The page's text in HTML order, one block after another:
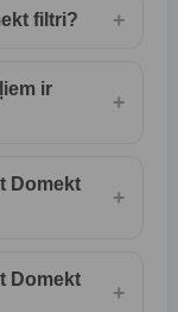
filtri? +
ir
+
Domekt
+
Domekt
+